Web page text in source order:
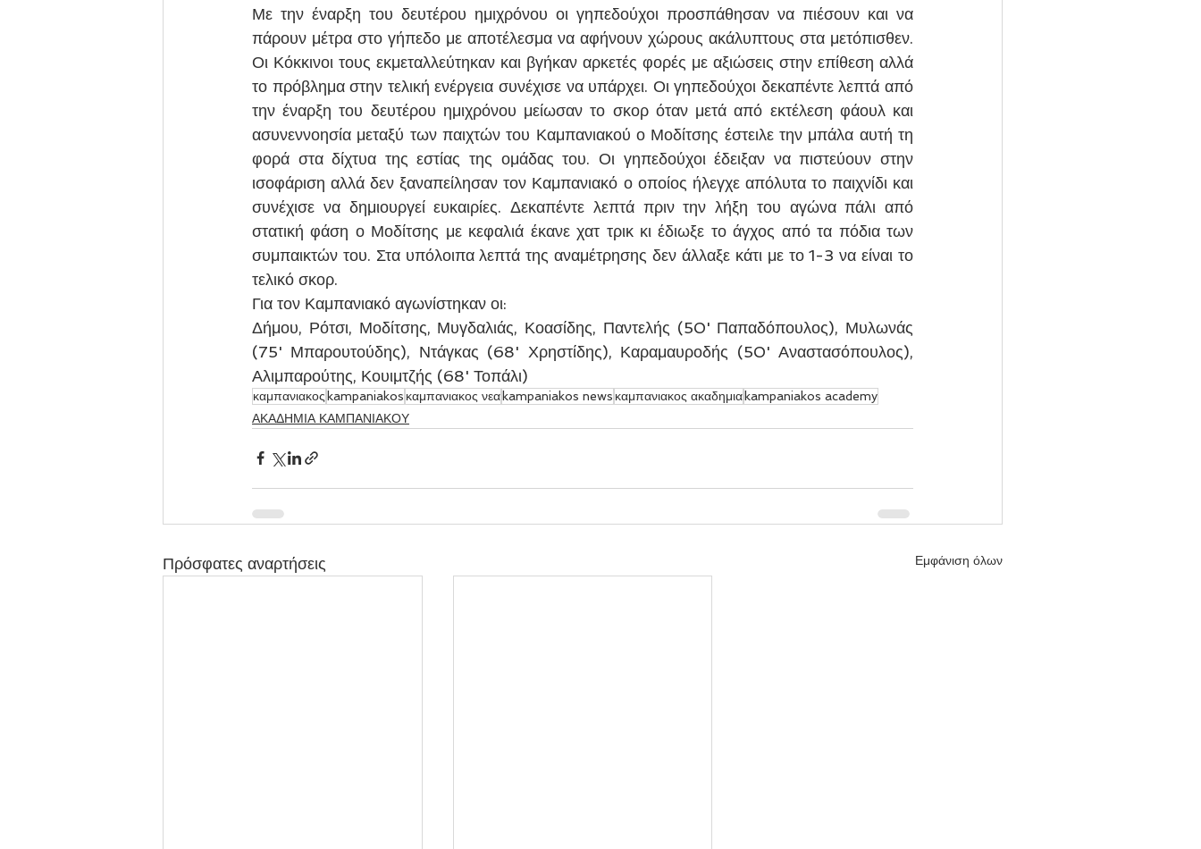
Με την έναρξη του δευτέρου ημιχρόνου οι γηπεδούχοι προσπάθησαν να πιέσουν και να
πάρουν μέτρα στο γήπεδο με αποτέλεσμα να αφήνουν χώρους ακάλυπτους στα μετόπισθεν.
Οι Κόκκινοι τους εκμεταλλεύτηκαν και βγήκαν αρκετές φορές με αξιώσεις στην επίθεση αλλά
το πρόβλημα στην τελική ενέργεια συνέχισε να υπάρχει. Οι γηπεδούχοι δεκαπέντε λεπτά από
την έναρξη του δευτέρου ημιχρόνου μείωσαν το σκορ όταν μετά από εκτέλεση φάουλ και
ασυνεννοησία μεταξύ των παιχτών του Καμπανιακού ο Μοδίτσης έστειλε την μπάλα αυτή τη
φορά στα δίχτυα της εστίας της ομάδας του. Οι γηπεδούχοι έδειξαν να πιστεύουν στην
ισοφάριση αλλά δεν ξαναπείλησαν τον Καμπανιακό ο οποίος ήλεγχε απόλυτα το παιχνίδι και
συνέχισε να δημιουργεί ευκαιρίες. Δεκαπέντε λεπτά πριν την λήξη του αγώνα πάλι από
στατική φάση ο Μοδίτσης με κεφαλιά έκανε χατ τρικ κι έδιωξε το άγχος από τα πόδια των
συμπαικτών του. Στα υπόλοιπα λεπτά της αναμέτρησης δεν άλλαξε κάτι με το 1-3 να είναι το
τελικό σκορ.
Για τον Καμπανιακό αγωνίστηκαν οι:
Δήμου, Ρότσι, Μοδίτσης, Μυγδαλιάς, Κοασίδης, Παντελής (50' Παπαδόπουλος), Μυλωνάς
(75' Μπαρουτούδης), Ντάγκας (68' Χρηστίδης), Καραμαυροδής (50' Αναστασόπουλος),
Αλιμπαρούτης, Κουιμτζής (68' Τοπάλι)
καμπανιακος kampaniakos καμπανιακος νεα kampaniakos news καμπανιακος ακαδημια kampaniakos academy
ΑΚΑΔΗΜΙΑ ΚΑΜΠΑΝΙΑΚΟΥ
Πρόσφατες αναρτήσεις Εμφάνιση όλων